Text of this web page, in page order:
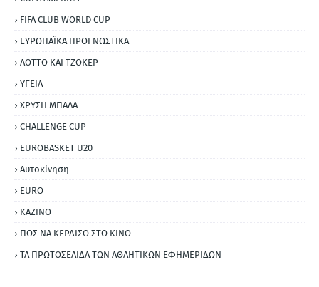
FIFA CLUB WORLD CUP
ΕΥΡΩΠΑΪΚΑ ΠΡΟΓΝΩΣΤΙΚΑ
ΛΟΤΤΟ ΚΑΙ ΤΖΟΚΕΡ
ΥΓΕΙΑ
ΧΡΥΣΗ ΜΠΑΛΑ
CHALLENGE CUP
EUROBASKET U20
Αυτοκίνηση
ΕURO
ΚΑΖΙΝΟ
ΠΩΣ ΝΑ ΚΕΡΔΙΣΩ ΣΤΟ ΚΙΝΟ
ΤΑ ΠΡΩΤΟΣΕΛΙΔΑ ΤΩΝ ΑΘΛΗΤΙΚΩΝ ΕΦΗΜΕΡΙΔΩΝ